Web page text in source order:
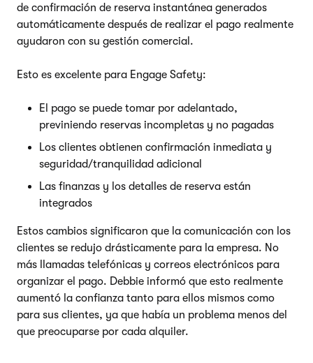
de confirmación de reserva instantánea generados
automáticamente después de realizar el pago realmente
ayudaron con su gestión comercial.
Esto es excelente para Engage Safety:
El pago se puede tomar por adelantado,
previniendo reservas incompletas y no pagadas
Los clientes obtienen confirmación inmediata y
seguridad/tranquilidad adicional
Las finanzas y los detalles de reserva están
integrados
Estos cambios significaron que la comunicación con los
clientes se redujo drásticamente para la empresa. No
más llamadas telefónicas y correos electrónicos para
organizar el pago. Debbie informó que esto realmente
aumentó la confianza tanto para ellos mismos como
para sus clientes, ya que había un problema menos del
que preocuparse por cada alquiler.